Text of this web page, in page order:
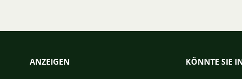
ANZEIGEN KÖNNTE SIE